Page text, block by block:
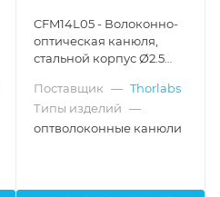
CFM14L05 - Волоконно-
оптическая канюля,
стальной корпус Ø2.5
сердцевины Ø400 мкм,
числовая апертура 0.39,
длина оптоволокна 5 мм
Поставщик — Thorlabs
Типы изделий —
оптволоконные канюли